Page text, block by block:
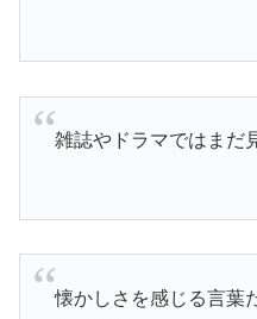
雑誌やドラマではまだ
懐かしさを感じる言葉